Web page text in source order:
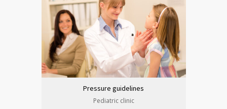
Pressure guidelines
Pediatric clinic